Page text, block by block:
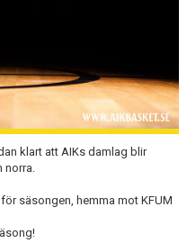
klart att AIKs damlag blir
norra.
säsongen, hemma mot KFUM